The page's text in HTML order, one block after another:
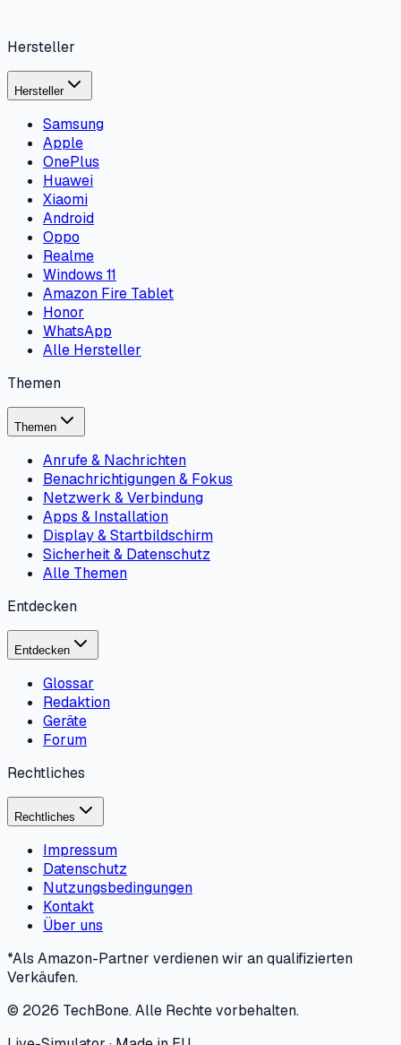
Hersteller
Hersteller
Samsung
Apple
OnePlus
Huawei
Xiaomi
Android
Oppo
Realme
Windows 11
Amazon Fire Tablet
Honor
WhatsApp
Alle Hersteller
Themen
Themen
Anrufe & Nachrichten
Benachrichtigungen & Fokus
Netzwerk & Verbindung
Apps & Installation
Display & Startbildschirm
Sicherheit & Datenschutz
Alle Themen
Entdecken
Entdecken
Glossar
Redaktion
Geräte
Forum
Rechtliches
Rechtliches
Impressum
Datenschutz
Nutzungsbedingungen
Kontakt
Über uns
*Als Amazon-Partner verdienen wir an qualifizierten
Verkäufen.
© 2026 TechBone.Alle Rechte vorbehalten.